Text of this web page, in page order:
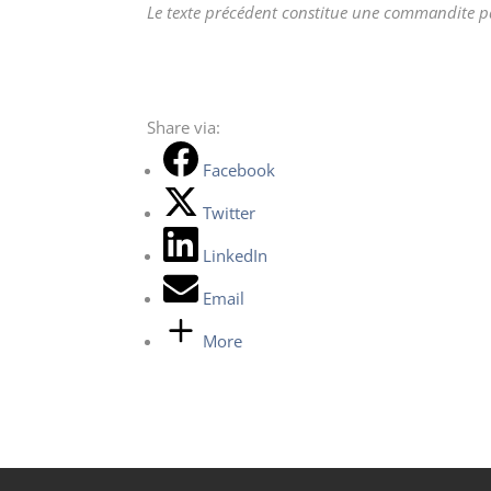
Le texte précédent constitue une commandite
Share via:
Facebook
Twitter
LinkedIn
Email
More